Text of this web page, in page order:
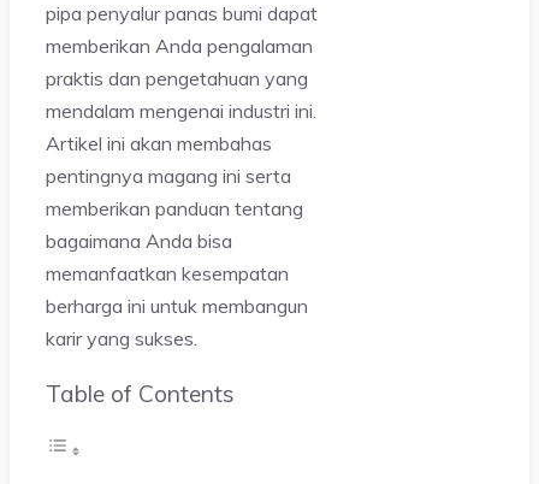
pipa penyalur panas bumi dapat
memberikan Anda pengalaman
praktis dan pengetahuan yang
mendalam mengenai industri ini.
Artikel ini akan membahas
pentingnya magang ini serta
memberikan panduan tentang
bagaimana Anda bisa
memanfaatkan kesempatan
berharga ini untuk membangun
karir yang sukses.
Table of Contents